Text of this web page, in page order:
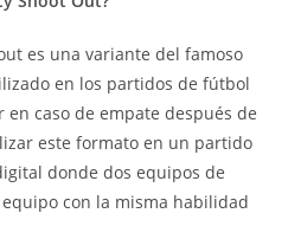
es una variante del famoso
en los partidos de fútbol
caso de empate después de
este formato en un partido
donde dos equipos de
con la misma habilidad